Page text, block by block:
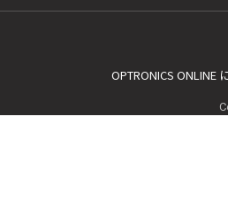
OPTRONICS ONLINE